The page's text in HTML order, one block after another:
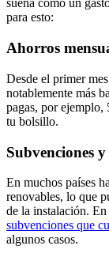
suena como un
para esto:
Ahorros
Desde el primer
notablemente más
pagas, por ejemplo,
tu bolsillo.
Subvenciones
En muchos países
renovables, lo que
de la instalación.
subvenciones que
algunos casos.